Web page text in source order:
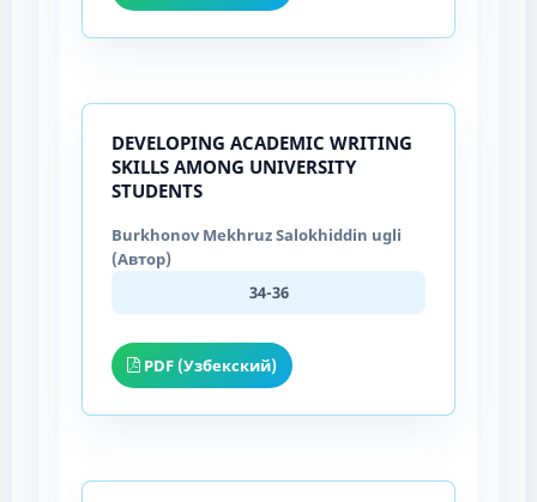
DEVELOPING ACADEMIC WRITING
SKILLS AMONG UNIVERSITY
STUDENTS
Burkhonov Mekhruz Salokhiddin ugli
(Автор)
34-36
PDF (Узбекский)